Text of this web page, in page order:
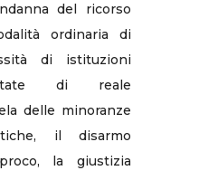
del ricorso
ordinaria di
di istituzioni
di reale
delle minoranze
il disarmo
la giustizia